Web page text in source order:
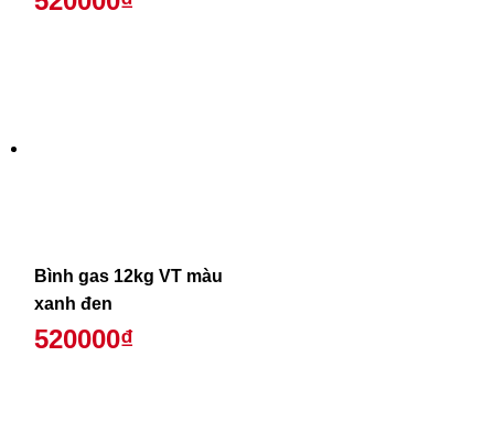
Bình gas 12kg VT màu
xanh đen
520000₫